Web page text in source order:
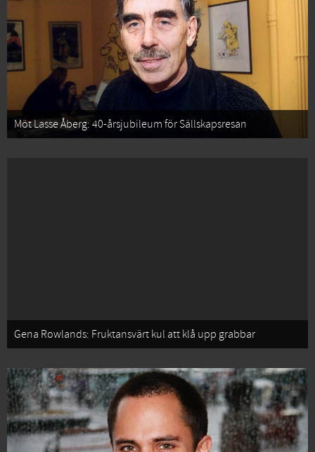
Möt Lasse Åberg: 40-årsjubileum för Sällskapsresan
Gena Rowlands: Fruktansvärt kul att klå upp grabbar